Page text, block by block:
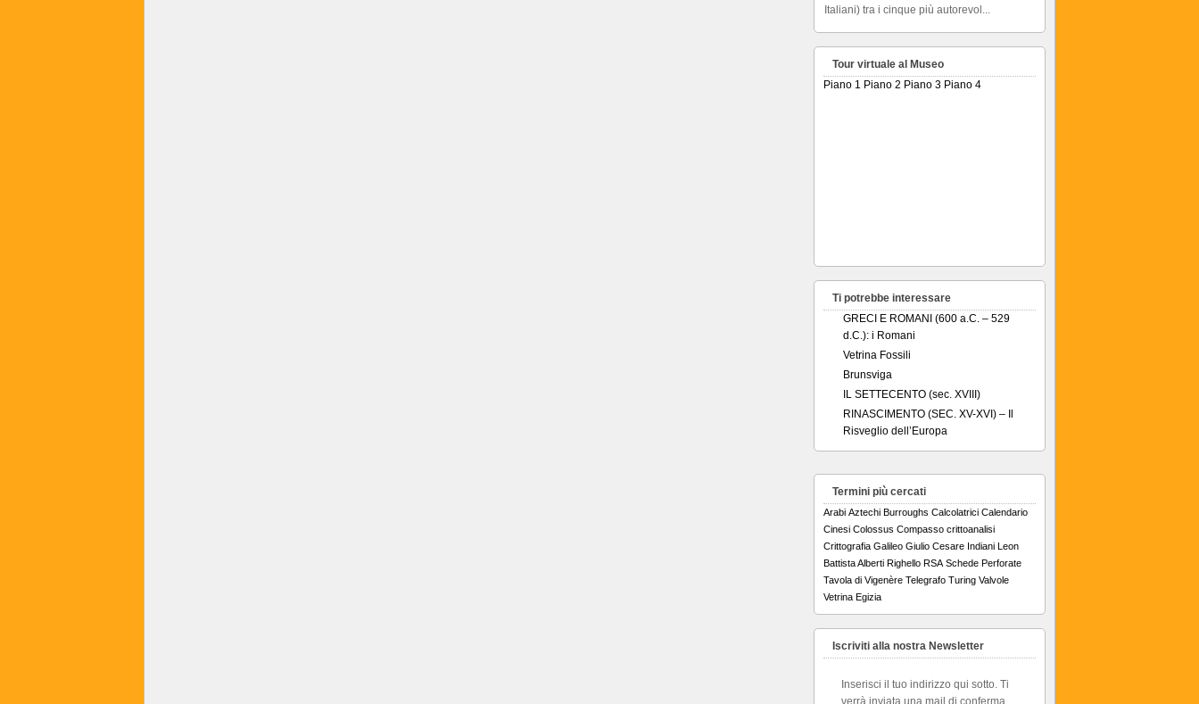
Italiani) tra i cinque più autorevol...
Articolo RiminiIn...
Tour virtuale al Museo
Piano 1 Piano 2 Piano 3 Piano 4
Ti potrebbe interessare
GRECI E ROMANI (600 a.C. – 529
d.C.): i Romani
Vetrina Fossili
Brunsviga
IL SETTECENTO (sec. XVIII)
RINASCIMENTO (SEC. XV-XVI) – Il
Risveglio dell’Europa
Termini più cercati
Arabi Aztechi Burroughs Calcolatrici Calendario
Cinesi Colossus Compasso crittoanalisi
Crittografia Galileo Giulio Cesare Indiani Leon
Battista Alberti Righello RSA Schede Perforate
Tavola di Vigenère Telegrafo Turing Valvole
Vetrina Egizia
Iscriviti alla nostra Newsletter
Inserisci il tuo indirizzo qui sotto. Ti
verrà inviata una mail di conferma.